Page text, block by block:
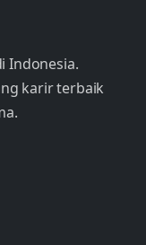
Indonesia.
karir terbaik